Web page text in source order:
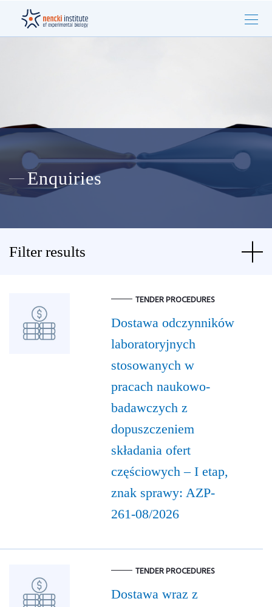
Enquiries
Filter results
TENDER PROCEDURES
Dostawa odczynników
laboratoryjnych
stosowanych w
pracach naukowo-
badawczych z
dopuszczeniem
składania ofert
częściowych – I etap,
znak sprawy: AZP-
261-08/2026
TENDER PROCEDURES
Dostawa wraz z